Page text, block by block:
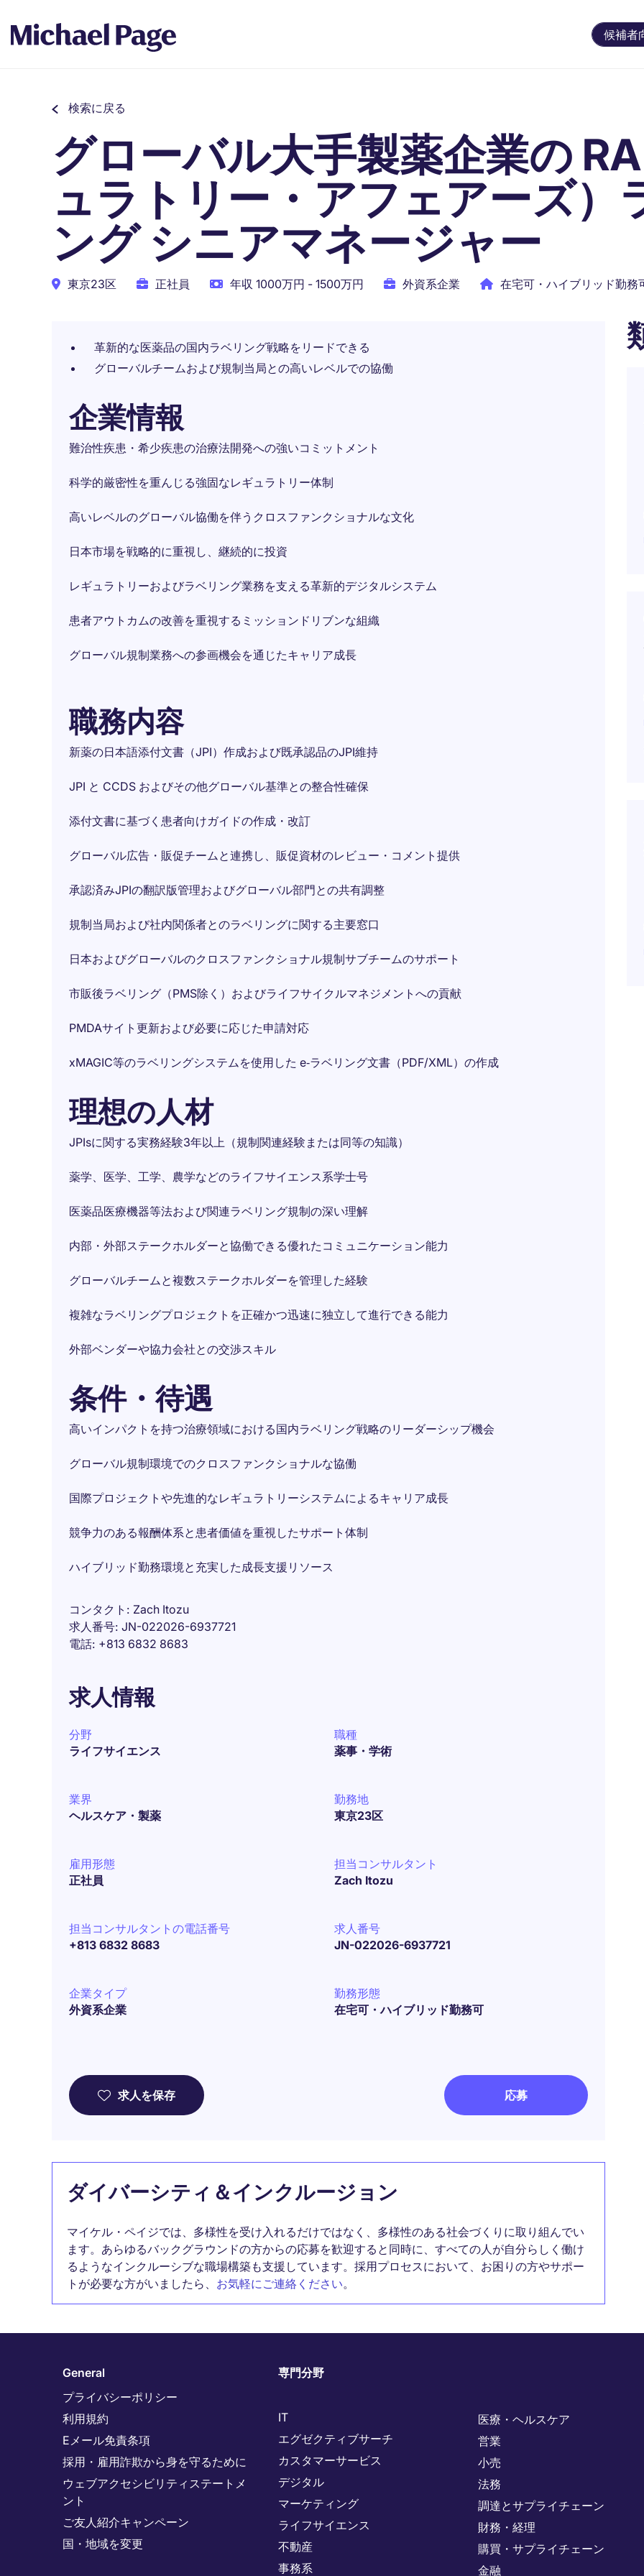
候補者
検索に戻る
グローバル大手製薬企業の
ュラトリー・アフェアーズ）
ング シニアマネージャー
東京23区 正社員 年収 1000万円 - 1500万円 外資系企業 在宅可・ハイブリッド勤務
革新的な医薬品の国内ラベリング戦略をリードできる
グローバルチームおよび規制当局との高いレベルでの協働
企業情報
難治性疾患・希少疾患の治療法開発への強いコミットメント
科学的厳密性を重んじる強固なレギュラトリー体制
高いレベルのグローバル協働を伴うクロスファンクショナルな文化
日本市場を戦略的に重視し、継続的に投資
レギュラトリーおよびラベリング業務を支える革新的デジタルシステム
患者アウトカムの改善を重視するミッションドリブンな組織
グローバル規制業務への参画機会を通じたキャリア成長
職務内容
新薬の日本語添付文書（JPI）作成および既承認品のJPI維持
JPI と CCDS およびその他グローバル基準との整合性確保
添付文書に基づく患者向けガイドの作成・改訂
グローバル広告・販促チームと連携し、販促資材のレビュー・コメント提供
承認済みJPIの翻訳版管理およびグローバル部門との共有調整
規制当局および社内関係者とのラベリングに関する主要窓口
日本およびグローバルのクロスファンクショナル規制サブチームのサポート
市販後ラベリング（PMS除く）およびライフサイクルマネジメントへの貢献
PMDAサイト更新および必要に応じた申請対応
xMAGIC等のラベリングシステムを使用した e‑ラベリング文書（PDF/XML）の作成
理想の人材
JPIsに関する実務経験3年以上（規制関連経験または同等の知識）
薬学、医学、工学、農学などのライフサイエンス系学士号
医薬品医療機器等法および関連ラベリング規制の深い理解
内部・外部ステークホルダーと協働できる優れたコミュニケーション能力
グローバルチームと複数ステークホルダーを管理した経験
複雑なラベリングプロジェクトを正確かつ迅速に独立して進行できる能力
外部ベンダーや協力会社との交渉スキル
条件・待遇
高いインパクトを持つ治療領域における国内ラベリング戦略のリーダーシップ機会
グローバル規制環境でのクロスファンクショナルな協働
国際プロジェクトや先進的なレギュラトリーシステムによるキャリア成長
競争力のある報酬体系と患者価値を重視したサポート体制
ハイブリッド勤務環境と充実した成長支援リソース
コンタクト
Zach Itozu
求人番号 JN-022026-6937721
電話 +813 6832 8683
求人情報
分野
ライフサイエンス
職種
薬事・学術
業界
ヘルスケア・製薬
勤務地
東京23区
雇用形態
正社員
担当コンサルタント
Zach Itozu
担当コンサルタントの電話番号
+813 6832 8683
求人番号
JN-022026-6937721
企業タイプ
外資系企業
勤務形態
在宅可・ハイブリッド勤務可
求人を保存 応募
ダイバーシティ＆インクルージョン
マイケル・ペイジでは、多様性を受け入れるだけではなく、多様性のある社会づくりに取り組んでい
ます。あらゆるバックグラウンドの方からの応募を歓迎すると同時に、すべての人が自分らしく働け
るようなインクルーシブな職場構築も支援しています。採用プロセスにおいて、お困りの方やサポー
トが必要な方がいましたら、 お気軽にご連絡ください。
General
プライバシーポリシー
利用規約
Eメール免責条項
採用・雇用詐欺から身を守るために
ウェブアクセシビリティステートメ
ント
ご友人紹介キャンペーン
国・地域を変更
専門分野
IT
エグゼクティブサーチ
カスタマーサービス
デジタル
マーケティング
ライフサイエンス
不動産
事務系
医療・ヘルスケア
営業
小売
法務
調達とサプライチェーン
財務・経理
購買・サプライチェーン
金融